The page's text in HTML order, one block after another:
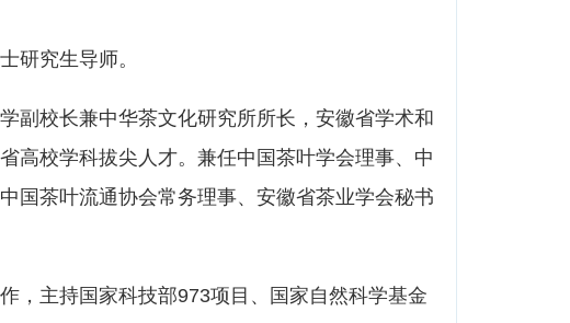
研究生导师。
副校长兼中华茶文化研究所所长，安徽省学术和
高校学科拔尖人才。兼任中国茶叶学会理事、中
国茶叶流通协会常务理事、安徽省茶业学会秘书
，主持国家科技部973项目、国家自然科学基金